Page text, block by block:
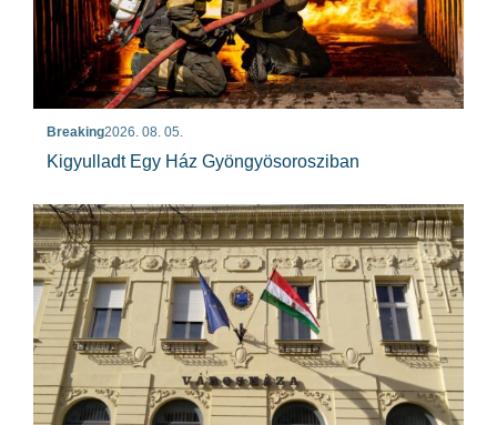
Breaking2026. 08. 05.
Kigyulladt Egy Ház Gyöngyösorosziban